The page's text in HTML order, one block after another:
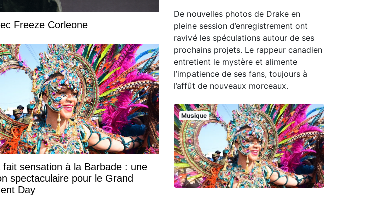
Freeze Corleone
fait sensation à la Barbade : une
spectaculaire pour le Grand
Day
De nouvelles photos de Drake en
pleine session d’enregistrement ont
ravivé les spéculations autour de ses
prochains projets. Le rappeur canadien
entretient le mystère et alimente
l’impatience de ses fans, toujours à
l’affût de nouveaux morceaux.
Musique